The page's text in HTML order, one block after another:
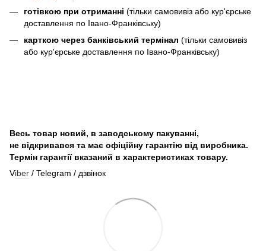
готівкою при отриманні (тільки самовивіз або кур'єрське
доставлення по Івано-Франківську)
карткою через банківський термінал (тільки самовивіз
або кур'єрське доставлення по Івано-Франківську)
Весь товар новий, в заводському пакуванні,
не відкривався та має офіційну гарантію від виробника.
Термін гарантії вказаний в характеристиках товару.
Viber / Telegram / дзвінок